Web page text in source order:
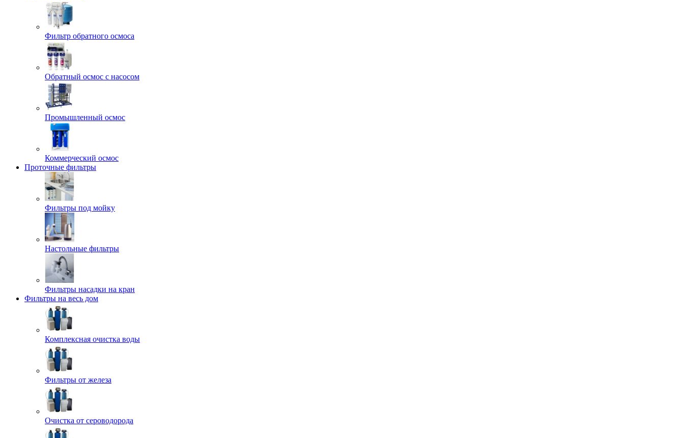
Фильтр обратного осмоса
Обратный осмос с насосом
Промышленный осмос
Коммерческий осмос
Проточные фильтры
Фильтры под мойку
Настольные фильтры
Фильтры насадки на кран
Фильтры на весь дом
Комплексная очистка воды
Фильтры от железа
Очистка от сероводорода